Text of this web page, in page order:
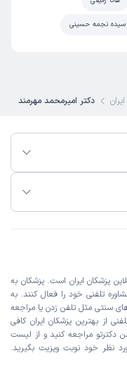
سیده نجمه حسینی
دکتر امیرمحمد مهرمند
پزشکان ایران است. پزشکان به
تلفنی خود را فعال کنند. به
سنتی مثل تلفن زدن یا مراجعه
از بهترین پزشکان ایران کافی
دکترتو مراجعه کنید و از لیست
نظر خود نوبت ویزیت بگیرید.